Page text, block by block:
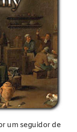
um seguidor de